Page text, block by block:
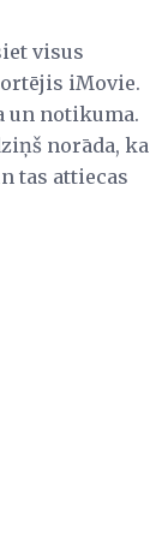
visus
iMovie.
un notikuma.
norāda, ka
tas attiecas